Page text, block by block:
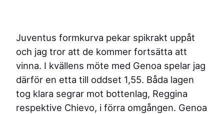
Juventus formkurva pekar spikrakt uppåt
och jag tror att de kommer fortsätta att
vinna. I kvällens möte med Genoa spelar jag
därför en etta till oddset 1,55. Båda lagen
tog klara segrar mot bottenlag, Reggina
respektive Chievo, i förra omgången. Genoa